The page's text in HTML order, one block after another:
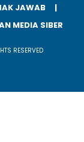
JAWAB
MEDIA SIBER
RESERVED